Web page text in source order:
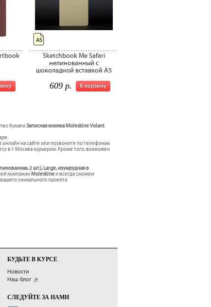
Sketchbook Me Safari
нелинованный с
шоколадной вставкой A5
В корзину
609 р.
А5
бумагиЗаписная книжка Moleskine Volant
на сайте или позвоните по телефонам
в г. Москва курьером. Кроме того, возможен
2 шт.), Large, изумрудная в
компанииMoleskineи всегда сможем
уникального проекта.
БУДЬТЕ В КУРСЕ
Новости
Наш блог
СЛЕДУЙТЕ ЗА НАМИ